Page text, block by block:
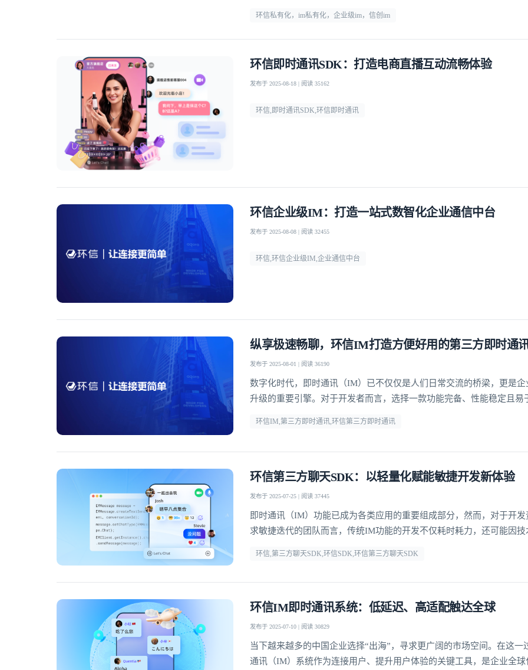
环信私有化，im私有化，企业级im，信创im
环信即时通讯SDK：打造电商直播互动流畅体验
发布于 2025-08-18 | 阅读 35162
环信,即时通讯SDK,环信即时通讯
环信企业级IM：打造一站式数智化企业通信中台
发布于 2025-08-08 | 阅读 32455
环信,环信企业级IM,企业通信中台
纵享极速畅聊，环信IM打造方便好用的第三方即时通
发布于 2025-08-01 | 阅读 36190
数字化时代，即时通讯（IM）已不仅仅是人们日常交流的桥梁，更是企
升级的重要引擎。对于开发者而言，选择一款功能完备、性能稳定且易
环信IM,第三方即时通讯,环信第三方即时通讯
环信第三方聊天SDK：以轻量化赋能敏捷开发新体验
发布于 2025-07-25 | 阅读 37445
即时通讯（IM）功能已成为各类应用的重要组成部分，然而，对于开发
求敏捷迭代的团队而言，传统IM功能的开发不仅耗时耗力，还可能因技
环信,第三方聊天SDK,环信SDK,环信第三方聊天SDK
环信IM即时通讯系统：低延迟、高适配触达全球
发布于 2025-07-10 | 阅读 30829
当下越来越多的中国企业选择“出海”，寻求更广阔的市场空间。在这一
通讯（IM）系统作为连接用户、提升用户体验的关键工具，是企业全球
我已阅读并同意
提交
不了，谢谢
登录客服云